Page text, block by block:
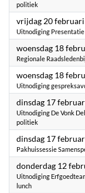
politiek
vrijdag 20 februari
Uitnodiging Presentatie
woensdag 18
Regionale
woensdag 18
Uitnodiging
dinsdag 17
Uitnodiging De Vonk
politiek
dinsdag 17
Pakhuissessie
donderdag 12
Uitnodiging
lunch